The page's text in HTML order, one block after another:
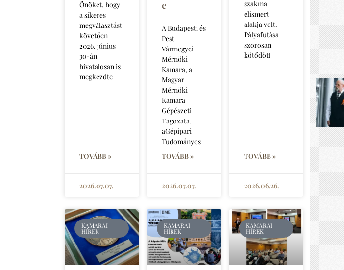
Önöket, hogy
a sikeres
megválasztást
követően
2026. június
30-án
hivatalosan is
megkezdte
TOVÁBB »
2026.07.07.
e
A Budapesti és
Pest
Vármegyei
Mérnöki
Kamara, a
Magyar
Mérnöki
Kamara
Gépészeti
Tagozata,
aGépipari
Tudományos
TOVÁBB »
2026.07.07.
szakma
elismert
alakja volt.
Pályafutása
szorosan
kötődött
TOVÁBB »
2026.06.26.
KAMARAI
HÍREK
KAMARAI
HÍREK
KAMARAI
HÍREK